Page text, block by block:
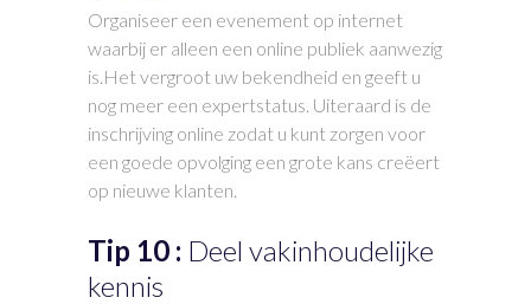
Organiseer een evenement op internet
waarbij er alleen een online publiek aanwezig
is.Het vergroot uw bekendheid en geeft u
nog meer een expertstatus. Uiteraard is de
inschrijving online zodat u kunt zorgen voor
een goede opvolging een grote kans creëert
op nieuwe klanten.
Tip 10 : Deel vakinhoudelijke
kennis